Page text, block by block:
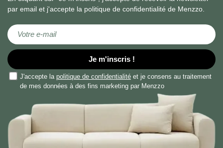
par email et j'accepte la politique de confidentialité de Menzzo.
Inscription à notre newsletter :
Je m'inscris !
J'accepte la politique de confidentialité et je consens au traitement
de mes données à des fins marketing par Menzzo